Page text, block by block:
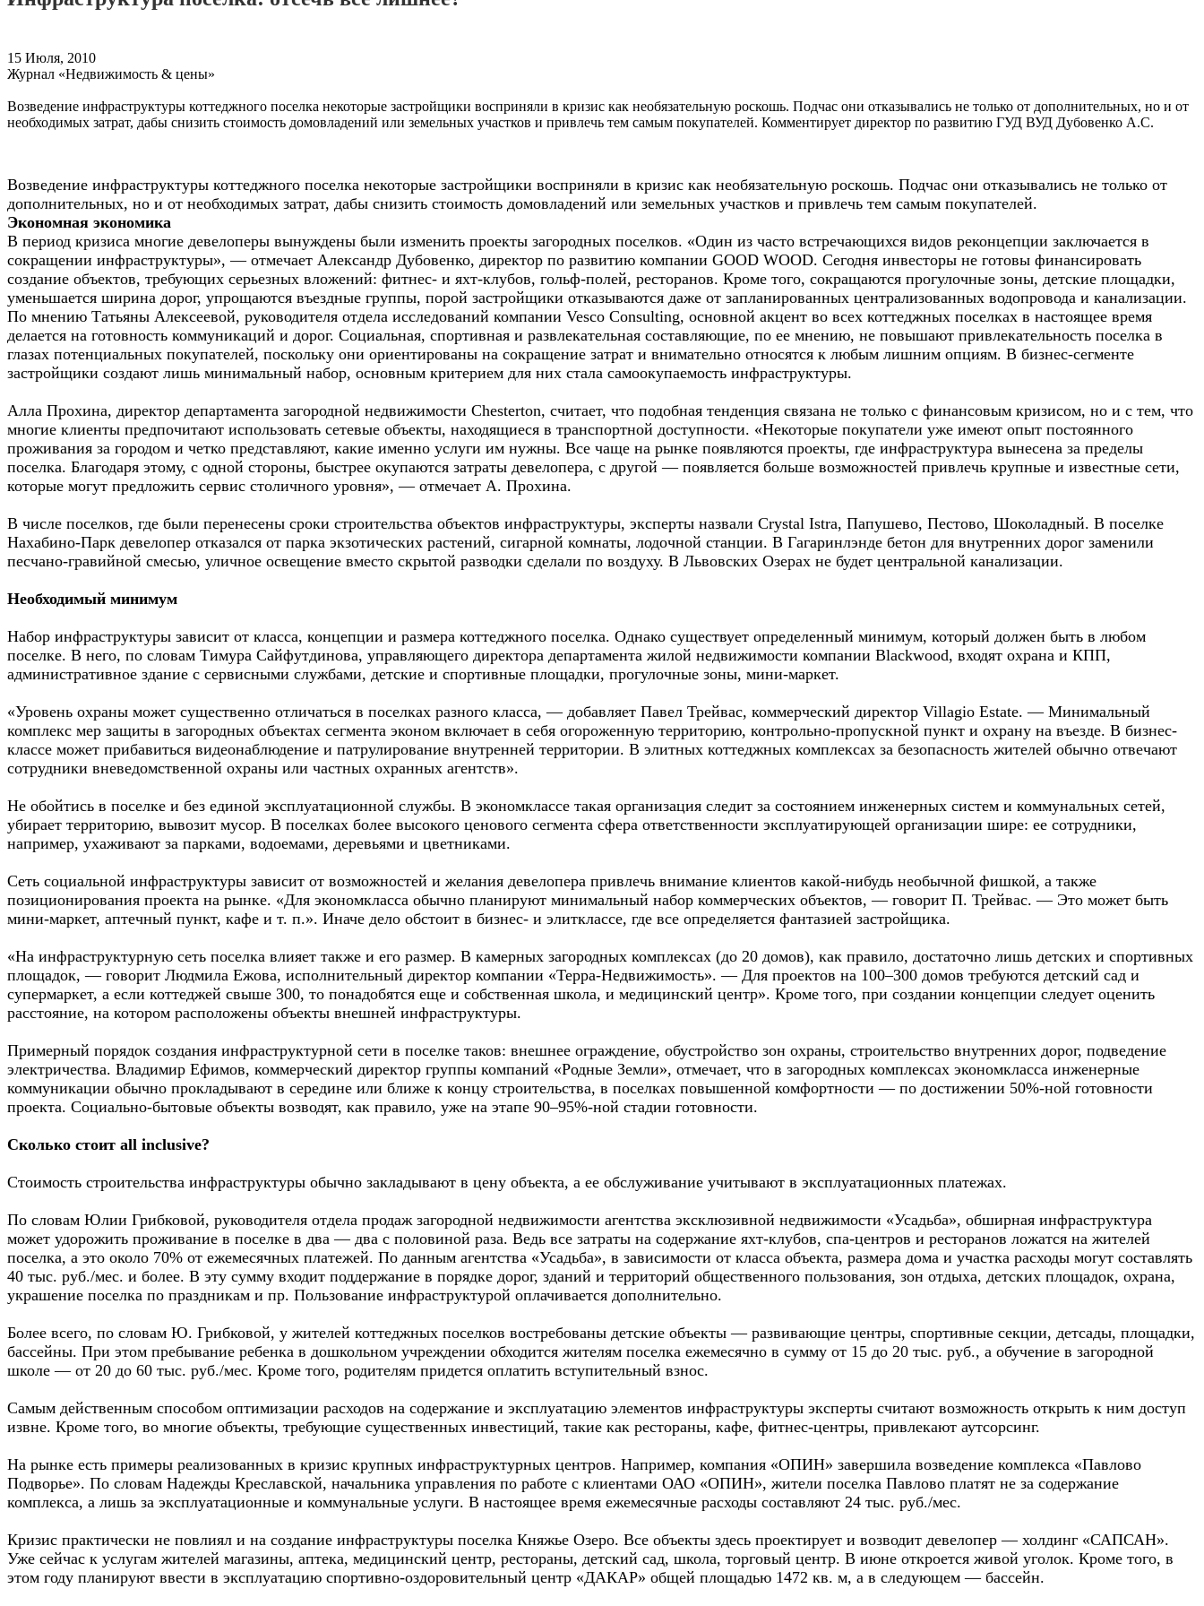
15 Июля, 2010
Журнал «Недвижимость & цены»
Возведение инфраструктуры коттеджного поселка некоторые застройщики восприняли в кризис как необязательную роскошь. Подчас они отказывались не только от дополнительных, но и от
необходимых затрат, дабы снизить стоимость домовладений или земельных участков и привлечь тем самым покупателей. Комментирует директор по развитию ГУД ВУД Дубовенко А.С.
Возведение инфраструктуры коттеджного поселка некоторые застройщики восприняли в кризис как необязательную роскошь. Подчас они отказывались не только от
дополнительных, но и от необходимых затрат, дабы снизить стоимость домовладений или земельных участков и привлечь тем самым покупателей.
Экономная экономика
В период кризиса многие девелоперы вынуждены были изменить проекты загородных поселков. «Один из часто встречающихся видов реконцепции заключается в
сокращении инфраструктуры», — отмечает Александр Дубовенко, директор по развитию компании GOOD WOOD. Сегодня инвесторы не готовы финансировать
создание объектов, требующих серьезных вложений: фитнес- и яхт-клубов, гольф-полей, ресторанов. Кроме того, сокращаются прогулочные зоны, детские площадки,
уменьшается ширина дорог, упрощаются въездные группы, порой застройщики отказываются даже от запланированных централизованных водопровода и канализации.
По мнению Татьяны Алексеевой, руководителя отдела исследований компании Vesco Consulting, основной акцент во всех коттеджных поселках в настоящее время
делается на готовность коммуникаций и дорог. Социальная, спортивная и развлекательная составляющие, по ее мнению, не повышают привлекательность поселка в
глазах потенциальных покупателей, поскольку они ориентированы на сокращение затрат и внимательно относятся к любым лишним опциям. В бизнес-сегменте
застройщики создают лишь минимальный набор, основным критерием для них стала самоокупаемость инфраструктуры.
Алла Прохина, директор департамента загородной недвижимости Chesterton, считает, что подобная тенденция связана не только с финансовым кризисом, но и с тем, что
многие клиенты предпочитают использовать сетевые объекты, находящиеся в транспортной доступности. «Некоторые покупатели уже имеют опыт постоянного
проживания за городом и четко представляют, какие именно услуги им нужны. Все чаще на рынке появляются проекты, где инфраструктура вынесена за пределы
поселка. Благодаря этому, с одной стороны, быстрее окупаются затраты девелопера, с другой — появляется больше возможностей привлечь крупные и известные сети,
которые могут предложить сервис столичного уровня», — отмечает А. Прохина.
В числе поселков, где были перенесены сроки строительства объектов инфраструктуры, эксперты назвали Crystal Istra, Папушево, Пестово, Шоколадный. В поселке
Нахабино-Парк девелопер отказался от парка экзотических растений, сигарной комнаты, лодочной станции. В Гагаринлэнде бетон для внутренних дорог заменили
песчано-гравийной смесью, уличное освещение вместо скрытой разводки сделали по воздуху. В Львовских Озерах не будет центральной канализации.
Необходимый минимум
Набор инфраструктуры зависит от класса, концепции и размера коттеджного поселка. Однако существует определенный минимум, который должен быть в любом
поселке. В него, по словам Тимура Сайфутдинова, управляющего директора департамента жилой недвижимости компании Blackwood, входят охрана и КПП,
административное здание с сервисными службами, детские и спортивные площадки, прогулочные зоны, мини-маркет.
«Уровень охраны может существенно отличаться в поселках разного класса, — добавляет Павел Трейвас, коммерческий директор Villagio Estate. — Минимальный
комплекс мер защиты в загородных объектах сегмента эконом включает в себя огороженную территорию, контрольно-пропускной пункт и охрану на въезде. В бизнес-
классе может прибавиться видеонаблюдение и патрулирование внутренней территории. В элитных коттеджных комплексах за безопасность жителей обычно отвечают
сотрудники вневедомственной охраны или частных охранных агентств».
Не обойтись в поселке и без единой эксплуатационной службы. В экономклассе такая организация следит за состоянием инженерных систем и коммунальных сетей,
убирает территорию, вывозит мусор. В поселках более высокого ценового сегмента сфера ответственности эксплуатирующей организации шире: ее сотрудники,
например, ухаживают за парками, водоемами, деревьями и цветниками.
Сеть социальной инфраструктуры зависит от возможностей и желания девелопера привлечь внимание клиентов какой-нибудь необычной фишкой, а также
позиционирования проекта на рынке. «Для экономкласса обычно планируют минимальный набор коммерческих объектов, — говорит П. Трейвас. — Это может быть
мини-маркет, аптечный пункт, кафе и т. п.». Иначе дело обстоит в бизнес- и элитклассе, где все определяется фантазией застройщика.
«На инфраструктурную сеть поселка влияет также и его размер. В камерных загородных комплексах (до 20 домов), как правило, достаточно лишь детских и спортивных
площадок, — говорит Людмила Ежова, исполнительный директор компании «Терра-Недвижимость». — Для проектов на 100–300 домов требуются детский сад и
супермаркет, а если коттеджей свыше 300, то понадобятся еще и собственная школа, и медицинский центр». Кроме того, при создании концепции следует оценить
расстояние, на котором расположены объекты внешней инфраструктуры.
Примерный порядок создания инфраструктурной сети в поселке таков: внешнее ограждение, обустройство зон охраны, строительство внутренних дорог, подведение
электричества. Владимир Ефимов, коммерческий директор группы компаний «Родные Земли», отмечает, что в загородных комплексах экономкласса инженерные
коммуникации обычно прокладывают в середине или ближе к концу строительства, в поселках повышенной комфортности — по достижении 50%-ной готовности
проекта. Социально-бытовые объекты возводят, как правило, уже на этапе 90–95%-ной стадии готовности.
Сколько стоит all inclusive?
Стоимость строительства инфраструктуры обычно закладывают в цену объекта, а ее обслуживание учитывают в эксплуатационных платежах.
По словам Юлии Грибковой, руководителя отдела продаж загородной недвижимости агентства эксклюзивной недвижимости «Усадьба», обширная инфраструктура
может удорожить проживание в поселке в два — два с половиной раза. Ведь все затраты на содержание яхт-клубов, спа-центров и ресторанов ложатся на жителей
поселка, а это около 70% от ежемесячных платежей. По данным агентства «Усадьба», в зависимости от класса объекта, размера дома и участка расходы могут составлять
40 тыс. руб./мес. и более. В эту сумму входит поддержание в порядке дорог, зданий и территорий общественного пользования, зон отдыха, детских площадок, охрана,
украшение поселка по праздникам и пр. Пользование инфраструктурой оплачивается дополнительно.
Более всего, по словам Ю. Грибковой, у жителей коттеджных поселков востребованы детские объекты — развивающие центры, спортивные секции, детсады, площадки,
бассейны. При этом пребывание ребенка в дошкольном учреждении обходится жителям поселка ежемесячно в сумму от 15 до 20 тыс. руб., а обучение в загородной
школе — от 20 до 60 тыс. руб./мес. Кроме того, родителям придется оплатить вступительный взнос.
Самым действенным способом оптимизации расходов на содержание и эксплуатацию элементов инфраструктуры эксперты считают возможность открыть к ним доступ
извне. Кроме того, во многие объекты, требующие существенных инвестиций, такие как рестораны, кафе, фитнес-центры, привлекают аутсорсинг.
На рынке есть примеры реализованных в кризис крупных инфраструктурных центров. Например, компания «ОПИН» завершила возведение комплекса «Павлово
Подворье». По словам Надежды Креславской, начальника управления по работе с клиентами ОАО «ОПИН», жители поселка Павлово платят не за содержание
комплекса, а лишь за эксплуатационные и коммунальные услуги. В настоящее время ежемесячные расходы составляют 24 тыс. руб./мес.
Кризис практически не повлиял и на создание инфраструктуры поселка Княжье Озеро. Все объекты здесь проектирует и возводит девелопер — холдинг «САПСАН».
Уже сейчас к услугам жителей магазины, аптека, медицинский центр, рестораны, детский сад, школа, торговый центр. В июне откроется живой уголок. Кроме того, в
этом году планируют ввести в эксплуатацию спортивно-оздоровительный центр «ДАКАР» общей площадью 1472 кв. м, а в следующем — бассейн.